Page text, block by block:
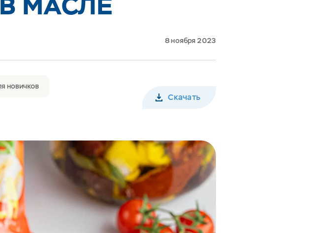
8 ноября 2023
новичков
Скачать